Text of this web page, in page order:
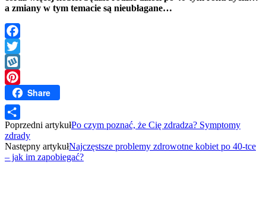
a zmiany w tym temacie są nieubłagane…
Facebook
Twitter
Wykop
PinterestShare
Share
Poprzedni artykułPo czym poznać, że Cię zdradza? Symptomy
zdrady
Następny artykułNajczęstsze problemy zdrowotne kobiet po 40-tce
– jak im zapobiegać?